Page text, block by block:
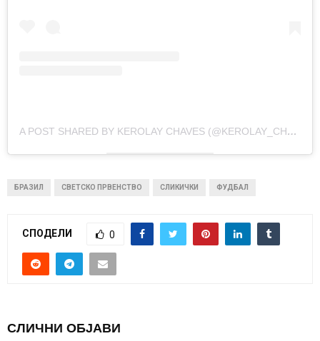
A POST SHARED BY KEROLAY CHAVES (@KEROLAY_CHAVES)
БРАЗИЛ СВЕТСКО ПРВЕНСТВО СЛИКИЧКИ ФУДБАЛ
СПОДЕЛИ 0
СЛИЧНИ ОБЈАВИ